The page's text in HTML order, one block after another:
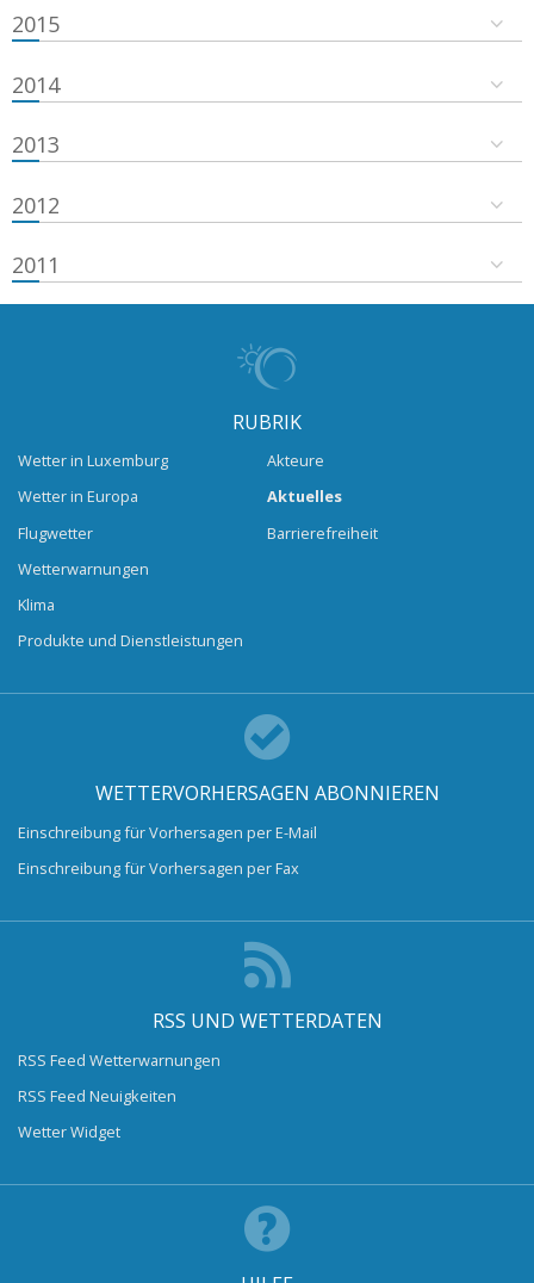
2015
2014
2013
2012
2011
RUBRIK
Wetter in Luxemburg
Wetter in Europa
Flugwetter
Wetterwarnungen
Klima
Produkte und Dienstleistungen
Akteure
Aktuelles
Barrierefreiheit
WETTERVORHERSAGEN ABONNIEREN
Einschreibung für Vorhersagen per E-Mail
Einschreibung für Vorhersagen per Fax
RSS UND WETTERDATEN
RSS Feed Wetterwarnungen
RSS Feed Neuigkeiten
Wetter Widget